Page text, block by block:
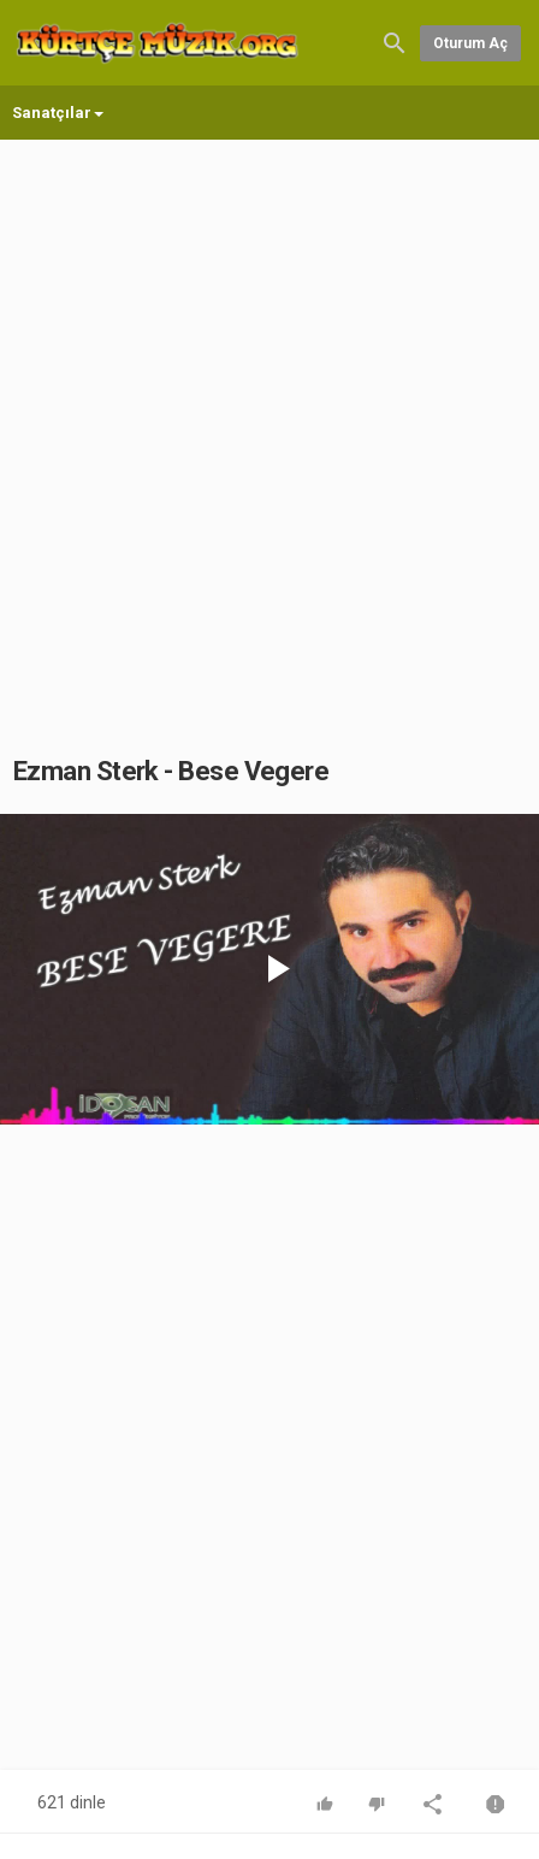
Oturum Aç
Sanatçılar
Ezman Sterk - Bese Vegere
Play
Video
621 dinle